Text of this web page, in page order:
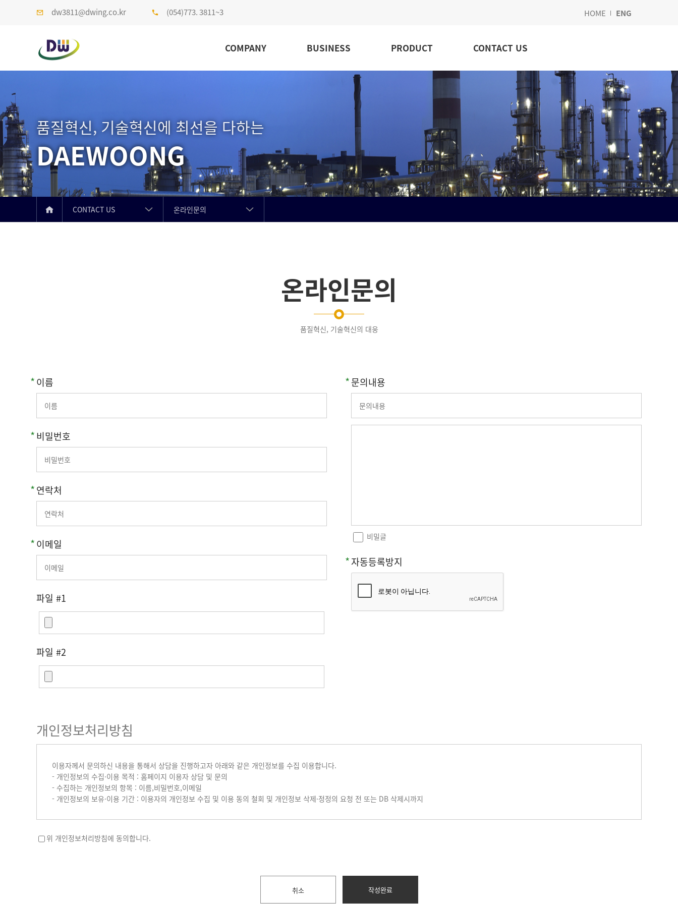
dw3811@dwing.co.kr (054)773. 3811~3 HOME ENG
COMPANY BUSINESS PRODUCT CONTACT US
품질혁신, 기술혁신에 최선을 다하는
DAEWOONG
CONTACT US 온라인문의
온라인문의
품질혁신, 기술혁신의 대웅
이름
비밀번호
연락처
이메일
파일 #1
파일 #2
문의내용
비밀글
자동등록방지
개인정보처리방침
이용자께서 문의하신 내용을 통해서 상담을 진행하고자 아래와 같은 개인정보를 수집 이용합니다.
- 개인정보의 수집·이용 목적 : 홈페이지 이용자 상담 및 문의
- 수집하는 개인정보의 항목 : 이름,비밀번호,이메일
- 개인정보의 보유·이용 기간 : 이용자의 개인정보 수집 및 이용 동의 철회 및 개인정보 삭제·정정의 요청 전 또는 DB 삭제시까지
위 개인정보처리방침에 동의합니다.
취소